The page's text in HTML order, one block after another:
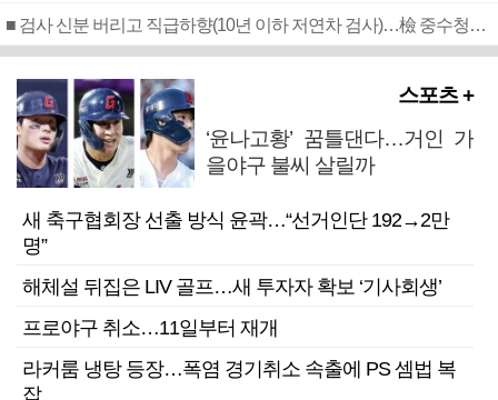
■ 검사 신분 버리고 직급하향(10년 이하 저연차 검사)…檢 중수청행 기피
스포츠 +
‘윤나고황’ 꿈틀댄다…거인 가
을야구 불씨 살릴까
새 축구협회장 선출 방식 윤곽…“선거인단 192→2만
명”
해체설 뒤집은 LIV 골프…새 투자자 확보 ‘기사회생’
프로야구 취소…11일부터 재개
라커룸 냉탕 등장…폭염 경기취소 속출에 PS 셈법 복
잡